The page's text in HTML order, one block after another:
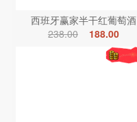
西班牙赢家半干红葡萄酒
238.00
188.00